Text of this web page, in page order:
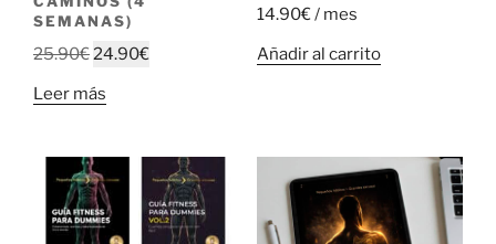
SEMANAS)
25.90€ El
original
25.90€.
24.90€El
24.90€.
Leer más
14.90€/ mes
Añadir al carrito